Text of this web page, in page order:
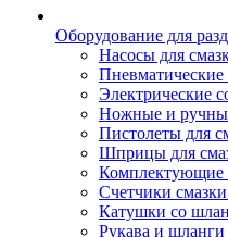
Оборудование для
Насосы для
Пневматические
Электрические
Ножные и
Пистолеты для
Шприцы для
Комплектующие
Счетчики
Катушки со
Рукава и шланги